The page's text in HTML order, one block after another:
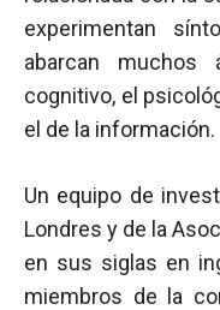
experimentan
abarcan
cognitivo, el
el de la información.
Un equipo de
Londres y de la
en sus siglas en
miembros de la